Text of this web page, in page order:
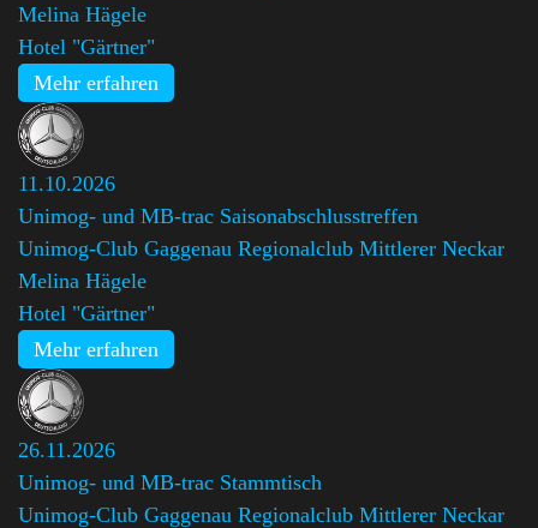
Melina Hägele
Hotel "Gärtner"
Mehr erfahren
11.10.2026
Unimog- und MB-trac Saisonabschlusstreffen
Unimog-Club Gaggenau Regionalclub Mittlerer Neckar,
Melina Hägele
Hotel "Gärtner"
Mehr erfahren
26.11.2026
Unimog- und MB-trac Stammtisch
Unimog-Club Gaggenau Regionalclub Mittlerer Neckar,